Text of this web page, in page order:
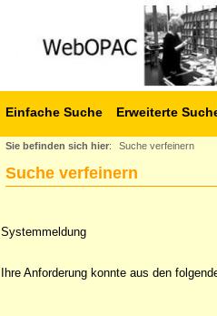
Einfache Suche Erweiterte
Sie befinden sich hier: Suche verfeinern
Suche verfeinern
Systemmeldung
Ihre Anforderung konnte aus den